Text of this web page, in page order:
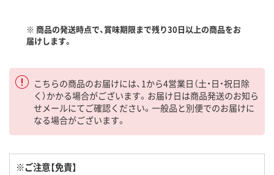
※ 商品の発送時点で、賞味期限まで残り30日以上の商品をお
届けします。
こちらの商品のお届けには、1から4営業日（土・日・祝日除
く）かかる場合がございます。お届け日は商品発送のお知ら
せメールにてご確認ください。一般品と別便でのお届けに
なる場合がございます。
※ご注意【免責】